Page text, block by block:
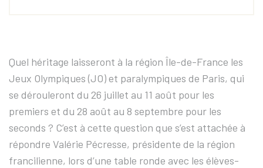
Quel héritage laisseront à la région Île-de-France les
Jeux Olympiques (JO) et paralympiques de Paris, qui
se dérouleront du 26 juillet au 11 août pour les
premiers et du 28 août au 8 septembre pour les
seconds ? C’est à cette question que s’est attachée à
répondre Valérie Pécresse, présidente de la région
francilienne, lors d’une table ronde avec les élèves-